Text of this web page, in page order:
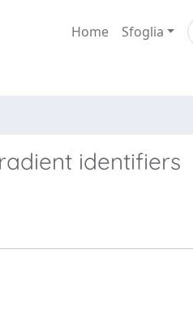
Home Sfoglia
identifiers